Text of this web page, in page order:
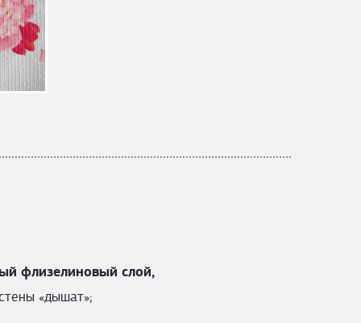
флизелиновый слой,
«дышат»;